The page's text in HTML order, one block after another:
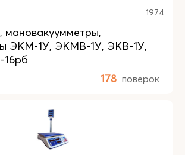
1974
ЭКМ-1У, ЭКМВ-1У, ЭКВ-1У,
178 поверок